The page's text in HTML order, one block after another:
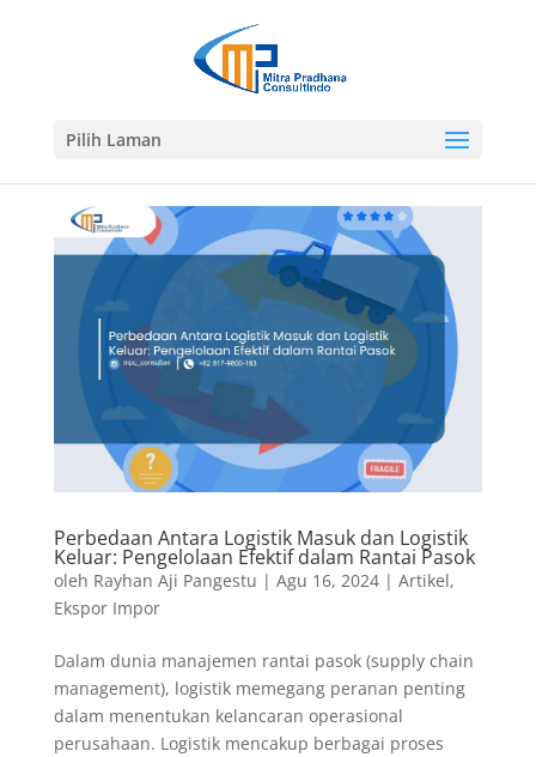
Pilih Laman
Perbedaan Antara Logistik Masuk dan Logistik
Keluar: Pengelolaan Efektif dalam Rantai Pasok
oleh Rayhan Aji Pangestu | Agu 16, 2024| Artikel,
Ekspor Impor
Dalam dunia manajemen rantai pasok (supply chain
management), logistik memegang peranan penting
dalam menentukan kelancaran operasional
perusahaan. Logistik mencakup berbagai proses